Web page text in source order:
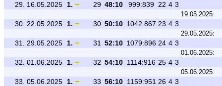
29. 16.05.2025 1. 29 48:10 999:839 22 4 3
19.05.2025:
30. 22.05.2025 1. 30 50:10 1042:867 23 4 3
29.05.2025:
31. 29.05.2025 1. 31 52:10 1079:896 24 4 3
01.06.2025:
32. 01.06.2025 1. 32 54:10 1114:916 25 4 3
05.06.2025:
33. 05.06.2025 1. 33 56:10 1159:951 26 4 3